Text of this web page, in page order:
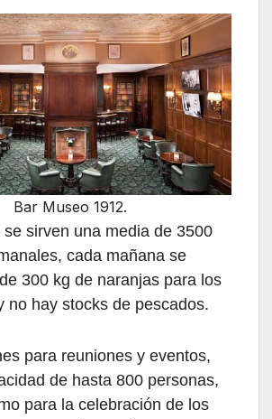
Bar Museo 1912.
se sirven una media de 3500
cada mañana se
300 kg de naranjas para los
no hay stocks de pescados.
para reuniones y eventos,
de hasta 800 personas,
para la celebración de los